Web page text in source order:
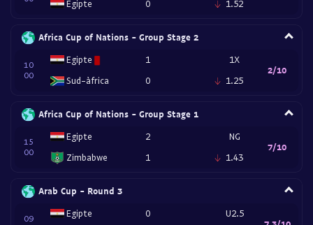
Egipte 0 1.52
Africa Cup of Nations - Group Stage 2
10
00
Egipte
Sud-àfrica
1
0
1X
1.25
2/10
Africa Cup of Nations - Group Stage 1
15
00
Egipte
Zimbabwe
2
1
NG
1.43
7/10
Arab Cup - Round 3
09
Egipte
0
U2.5